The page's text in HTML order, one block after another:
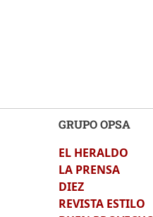
GRUPO OPSA
EL HERALDO
LA PRENSA
DIEZ
REVISTA ESTILO